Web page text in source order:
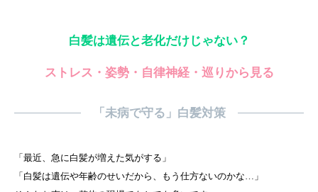
白髪は遺伝と老化だけじゃない？
ストレス・姿勢・自律神経・巡りから見る
「未病で守る」白髪対策
「最近、急に白髪が増えた気がする」
「白髪は遺伝や年齢のせいだから、もう仕方ないのかな…」